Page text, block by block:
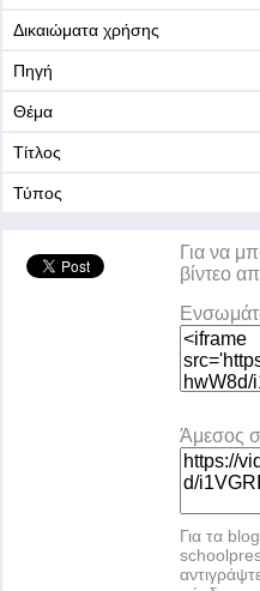
Δικαιώματα χρήσης
Πηγή
Θέμα
Τίτλος
Τύπος
Για να
βίντεο
Άμεσος
Για τα